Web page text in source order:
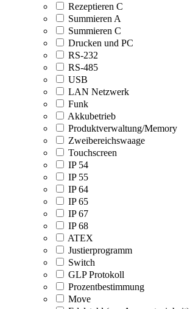
Rezeptieren C
Summieren A
Summieren C
Drucken und PC
RS-232
RS-485
USB
LAN Netzwerk
Funk
Akkubetrieb
Produktverwaltung/Memory
Zweibereichswaage
Touchscreen
IP 54
IP 55
IP 64
IP 65
IP 67
IP 68
ATEX
Justierprogramm
Switch
GLP Protokoll
Prozentbestimmung
Move